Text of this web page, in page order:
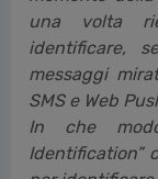
una volta
identificare,
messaggi
SMS e Web
In che
Identification”